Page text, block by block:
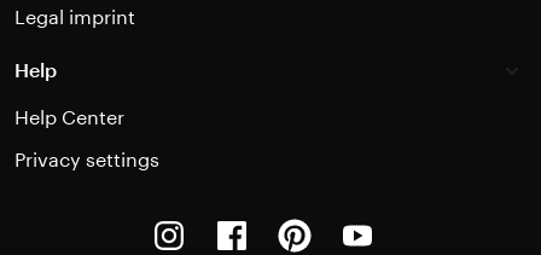
Legal imprint
Help
Help Center
Privacy settings
InstagramFacebookPinterest